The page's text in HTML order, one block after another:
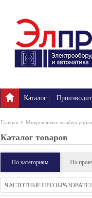
Каталог
Главная Микроклимат шкафов
Каталог товаров
По категориям По
ЧАСТОТНЫЕ